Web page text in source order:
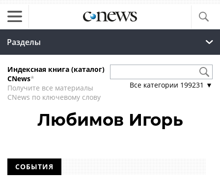
Разделы
Индексная книга (каталог)
CNews*
Получите все материалы
CNews по ключевому слову
Все категории 199231 ▼
Любимов Игорь
СОБЫТИЯ